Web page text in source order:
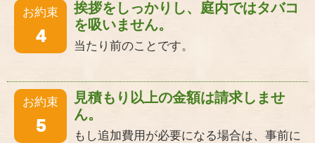
お約束
4
挨拶をしっかりし、庭内ではタバコ
を吸いません。
当たり前のことです。
お約束
5
見積もり以上の金額は請求しませ
ん。
もし追加費用が必要になる場合は、事前に